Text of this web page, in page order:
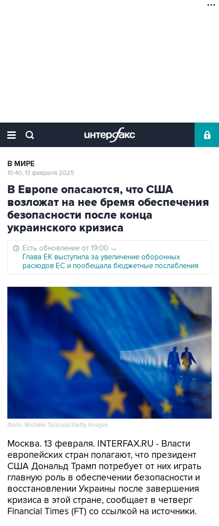
В МИРЕ
10:40, 13 февраля 2025
В Европе опасаются, что США
возложат на нее бремя обеспечения
безопасности после конца
украинского кризиса
Есть обновление от 19:00 →
Глава ЕК выступила за увеличение оборонных
расходов ЕС и пообещала бюджетные послабления
Фото: Michele Tantussi/Getty Images
Москва. 13 февраля. INTERFAX.RU - Власти
европейских стран полагают, что президент
США Дональд Трамп потребует от них играть
главную роль в обеспечении безопасности и
восстановлении Украины после завершения
кризиса в этой стране, сообщает в четверг
Financial Times (FT) со ссылкой на источники.